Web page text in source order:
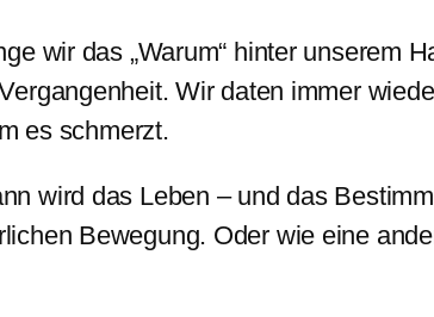
wir das „Warum“ hinter unserem
Wir daten immer
es schmerzt.
wird das Leben – und das
Bewegung. Oder wie eine